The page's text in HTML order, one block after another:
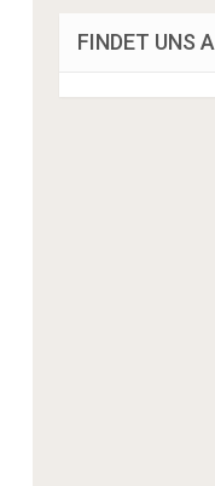
FINDET UNS